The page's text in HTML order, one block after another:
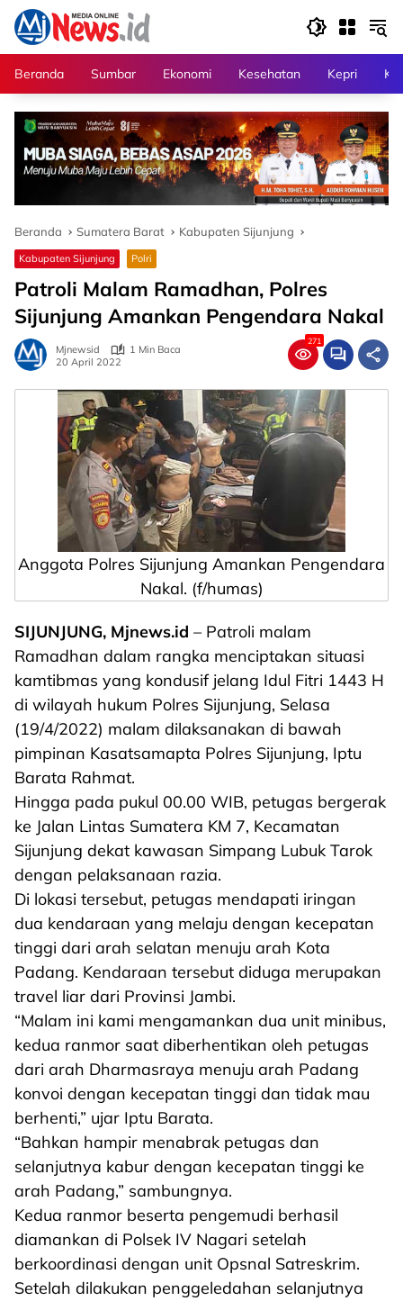
Langsung
konten
Beranda
Sumbar Ekonomi Kesehatan Kepri
Beranda Sumatera Barat Kabupaten Sijunjung
Kabupaten Sijunjung Polri
Patroli Malam Ramadhan, Polres
Sijunjung Amankan Pengendara Nakal
Mjnewsid
1 Min Baca
20 April 2022
271
Anggota Polres Sijunjung Amankan Pengendara
Nakal. (f/humas)
SIJUNJUNG, Mjnews.id – Patroli malam
Ramadhan dalam rangka menciptakan situasi
kamtibmas yang kondusif jelang Idul Fitri 1443 H
di wilayah hukum Polres Sijunjung, Selasa
(19/4/2022) malam dilaksanakan di bawah
pimpinan Kasatsamapta Polres Sijunjung, Iptu
Barata Rahmat.
Hingga pada pukul 00.00 WIB, petugas bergerak
ke Jalan Lintas Sumatera KM 7, Kecamatan
Sijunjung dekat kawasan Simpang Lubuk Tarok
dengan pelaksanaan razia.
Di lokasi tersebut, petugas mendapati iringan
dua kendaraan yang melaju dengan kecepatan
tinggi dari arah selatan menuju arah Kota
Padang. Kendaraan tersebut diduga merupakan
travel liar dari Provinsi Jambi.
“Malam ini kami mengamankan dua unit minibus,
kedua ranmor saat diberhentikan oleh petugas
dari arah Dharmasraya menuju arah Padang
konvoi dengan kecepatan tinggi dan tidak mau
berhenti,” ujar Iptu Barata.
“Bahkan hampir menabrak petugas dan
selanjutnya kabur dengan kecepatan tinggi ke
arah Padang,” sambungnya.
Kedua ranmor beserta pengemudi berhasil
diamankan di Polsek IV Nagari setelah
berkoordinasi dengan unit Opsnal Satreskrim.
Setelah dilakukan penggeledahan selanjutnya